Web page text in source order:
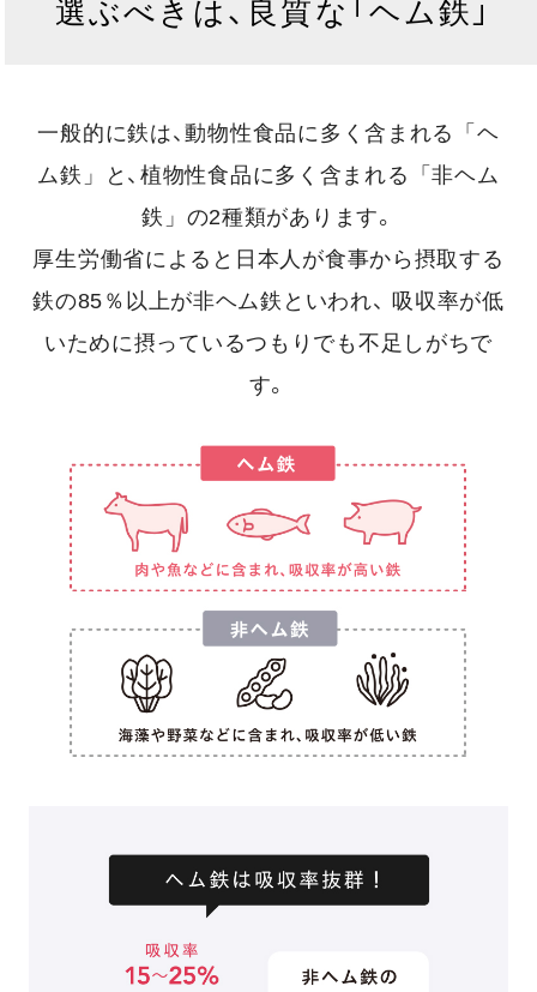
選ぶべきは、良質な「ヘム鉄」
一般的に鉄は、動物性食品に多く含まれる
「ヘ
ム鉄」
と、植物性食品に多く含まれる
「非ヘム
鉄」 の2種類があります。
厚生労働省によると日本人が食事から摂取する
鉄の85％以上が非ヘム鉄といわれ、 吸収率が低
いために摂っているつもりでも不足しがちで
す。